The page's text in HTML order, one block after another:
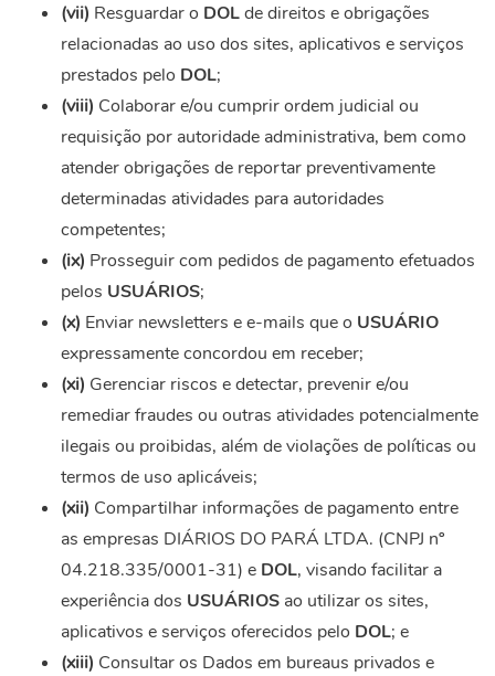
(vii) Resguardar o DOLde direitos e obrigações
relacionadas ao uso dos sites, aplicativos e serviços
prestados pelo DOL;
(viii) Colaborar e/ou cumprir ordem judicial ou
requisição por autoridade administrativa, bem como
atender obrigações de reportar preventivamente
determinadas atividades para autoridades
competentes;
(ix) Prosseguir com pedidos de pagamento efetuados
pelos USUÁRIOS;
(x) Enviar newsletters e e-mails que o USUÁRIO
expressamente concordou em receber;
(xi) Gerenciar riscos e detectar, prevenir e/ou
remediar fraudes ou outras atividades potencialmente
ilegais ou proibidas, além de violações de políticas ou
termos de uso aplicáveis;
(xii) Compartilhar informações de pagamento entre
as empresas DIÁRIOS DO PARÁ LTDA. (CNPJ nº
04.218.335/0001-31) e DOL, visando facilitar a
experiência dos USUÁRIOS ao utilizar os sites,
aplicativos e serviços oferecidos pelo DOL; e
(xiii) Consultar os Dados em bureaus privados e